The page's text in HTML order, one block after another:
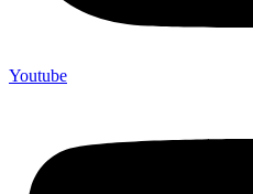
Youtube